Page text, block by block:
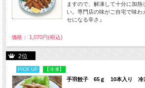
ますので、解凍して十分に加熱
い。専門店の味がご自宅で味わ
セになる辛さ』
価格： 1,070円(税込)
2位
PICK UP 【冷凍】
手羽餃子 65ｇ 10本入り 冷